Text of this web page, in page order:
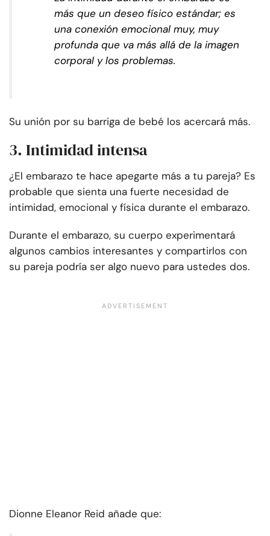
más que un deseo físico estándar; es
una conexión emocional muy, muy
profunda que va más allá de la imagen
corporal y los problemas.
Su unión por su barriga de bebé los acercará más.
3. Intimidad intensa
¿El embarazo te hace apegarte más a tu pareja? Es
probable que sienta una fuerte necesidad de
intimidad, emocional y física durante el embarazo.
Durante el embarazo, su cuerpo experimentará
algunos cambios interesantes y compartirlos con
su pareja podría ser algo nuevo para ustedes dos.
Dionne Eleanor Reid añade que: